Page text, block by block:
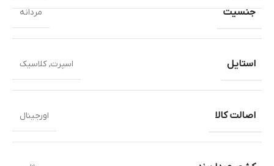
جنسیت مردانه
استایل اسپرت,کلاسیک
اصالت کالا اورجینال